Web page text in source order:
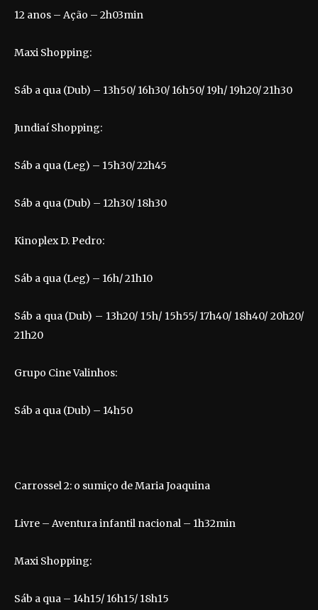
12 anos – Ação – 2h03min
Maxi Shopping:
Sáb a qua (Dub) – 13h50/ 16h30/ 16h50/ 19h/ 19h20/ 21h30
Jundiaí Shopping:
Sáb a qua (Leg) – 15h30/ 22h45
Sáb a qua (Dub) – 12h30/ 18h30
Kinoplex D. Pedro:
Sáb a qua (Leg) – 16h/ 21h10
Sáb a qua (Dub) – 13h20/ 15h/ 15h55/ 17h40/ 18h40/ 20h20/
21h20
Grupo Cine Valinhos:
Sáb a qua (Dub) – 14h50
Carrossel 2: o sumiço de Maria Joaquina
Livre – Aventura infantil nacional – 1h32min
Maxi Shopping:
Sáb a qua – 14h15/ 16h15/ 18h15